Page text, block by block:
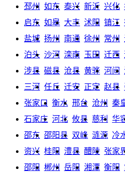
邳州
如东 泰兴 新沂 兴化
启东 如皋 大丰 沭阳 镇江
盐城 扬州 南通 徐州 常州
泊头 沙河 滦南 玉田 迁西
涉县 磁县 沧县 黄骅 河间
三河 任丘 迁安 正定 赵县
张家口
衡水 邢台 沧州 秦
石家庄 河北 攸县 慈利 华
邵东 邵阳县 双峰 涟源 冷
资兴 桂阳 澧县 醴陵 张家
邵阳 郴州 岳阳 湘潭 衡阳